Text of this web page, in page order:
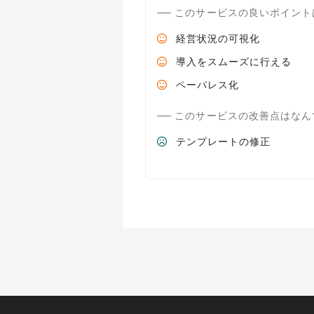
このサービスの良いポイント
経営状況の可視化
導入をスムーズに行える
ペーパレス化
このサービスの改善点はなん
テンプレートの修正